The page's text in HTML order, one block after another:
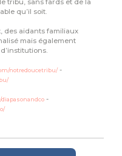
tribu, sans fards et de la
qu’il soit.
des aidants familiaux
mais également
notredoucetribu/-
-